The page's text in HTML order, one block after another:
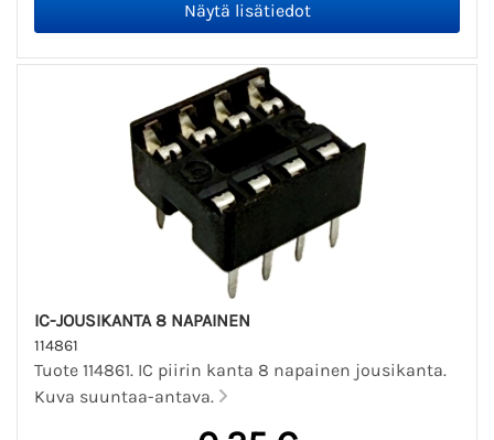
IC-JOUSIKANTA 8 NAPAINEN
114861
Tuote 114861. IC piirin kanta 8 napainen jousikanta.
Kuva suuntaa-antava.